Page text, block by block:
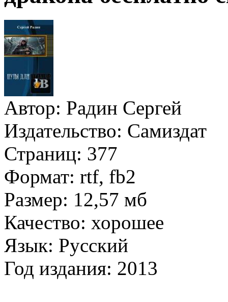
Автор: Радин Сергей
Издательство: Самиздат
Страниц: 377
Формат: rtf, fb2
Размер: 12,57 мб
Качество: хорошее
Язык: Русский
Год издания: 2013